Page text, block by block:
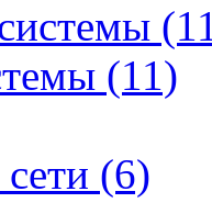
(11)
(6)